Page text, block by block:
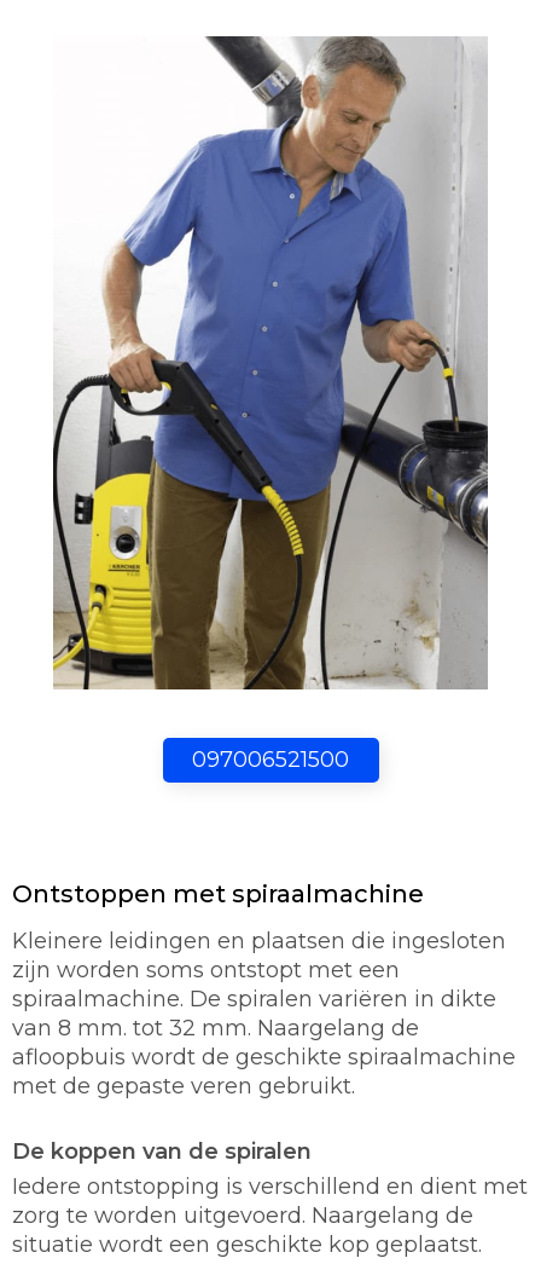
097006521500
Ontstoppen met spiraalmachine
Kleinere leidingen en plaatsen die ingesloten
zijn worden soms ontstopt met een
spiraalmachine. De spiralen variëren in dikte
van 8 mm. tot 32 mm. Naargelang de
afloopbuis wordt de geschikte spiraalmachine
met de gepaste veren gebruikt.
De koppen van de spiralen
Iedere ontstopping is verschillend en dient met
zorg te worden uitgevoerd. Naargelang de
situatie wordt een geschikte kop geplaatst.